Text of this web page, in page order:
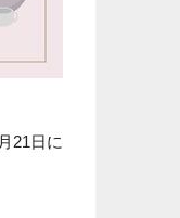
21日に